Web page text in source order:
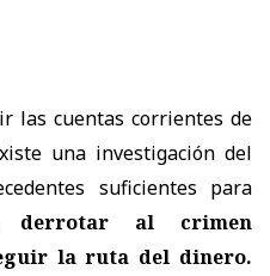
las cuentas corrientes de
una investigación del
suficientes para
derrotar al crimen
la ruta del dinero.